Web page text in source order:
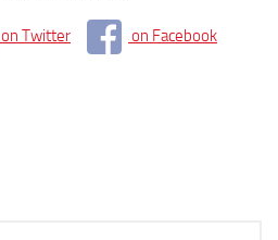
on Twitter on Facebook